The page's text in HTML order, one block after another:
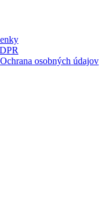
osobných údajov